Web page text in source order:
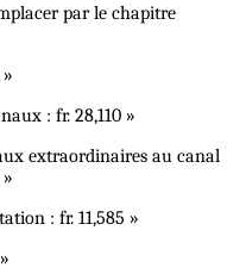
par le chapitre
: fr. 28,110 »
extraordinaires au canal
: fr. 11,585 »